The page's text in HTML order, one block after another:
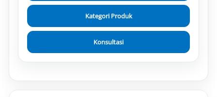
Kategori Produk
Konsultasi